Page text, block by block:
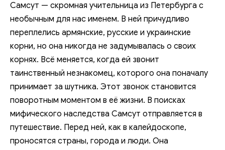
Самсут — скромная учительница из Петербурга с
необычным для нас именем. В ней причудливо
переплелись армянские, русские и украинские
корни, но она никогда не задумывалась о своих
корнях. Всё меняется, когда ей звонит
таинственный незнакомец, которого она поначалу
принимает за шутника. Этот звонок становится
поворотным моментом в её жизни. В поисках
мифического наследства Самсут отправляется в
путешествие. Перед ней, как в калейдоскопе,
проносятся страны, города и люди. Она